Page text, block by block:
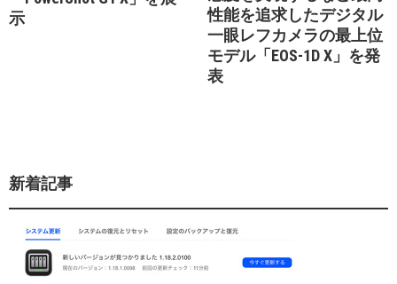
示
性能を追求したデジタル
一眼レフカメラの最上位
モデル「EOS-1D X」を発
表
新着記事